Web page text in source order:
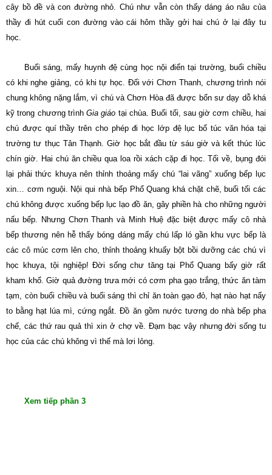
cây bồ đề và con đường nhỏ. Chú như vẫn còn thấy dáng áo nâu của
thầy đi hút cuối con đường vào cái hôm thầy gởi hai chú ở lại đây tu
học.
Buổi sáng, mấy huynh đệ cùng học nội điển tại trường, buổi chiều
có khi nghe giảng, có khi tự học. Ðối với Chơn Thanh, chương trình nói
chung không nặng lắm, vì chú và Chơn Hòa đã được bổn sư dạy dỗ khá
kỹ trong chương trìnhGia giáo tại chùa. Buổi tối, sau giờ cơm chiều, hai
chú được quí thầy trên cho phép đi học lớp đệ lục bổ túc văn hóa tại
trường tư thục Tân Thạnh. Giờ học bắt đầu từ sáu giờ và kết thúc lúc
chín giờ. Hai chú ăn chiều qua loa rồi xách cặp đi học. Tối về, bụng đói
lại phải thức khuya nên thỉnh thoảng mấy chú “lai vãng” xuống bếp lục
xin… cơm nguội. Nội qui nhà bếp Phổ Quang khá chặt chẽ, buổi tối các
chú không được xuống bếp lục lạo đồ ăn, gây phiền hà cho những người
nấu bếp. Nhưng Chơn Thanh và Minh Huệ đặc biệt được mấy cô nhà
bếp thương nên hễ thấy bóng dáng mấy chú lấp ló gần khu vực bếp là
các cô múc cơm lên cho, thỉnh thoảng khuấy bột bồi dưỡng các chú vì
học khuya, tội nghiệp! Ðời sống chư tăng tại Phổ Quang bấy giờ rất
kham khổ. Giờ quả đường trưa mới có cơm pha gạo trắng, thức ăn tàm
tạm, còn buổi chiều và buổi sáng thì chỉ ăn toàn gạo đỏ, hạt nào hạt nấy
to bằng hạt lúa mì, cứng ngắt. Ðồ ăn gồm nước tương do nhà bếp pha
chế, các thứ rau quả thì xin ở chợ về. Ðạm bạc vậy nhưng đời sống tu
học của các chú không vì thế mà lơi lỏng.
Xem tiếp phần 3